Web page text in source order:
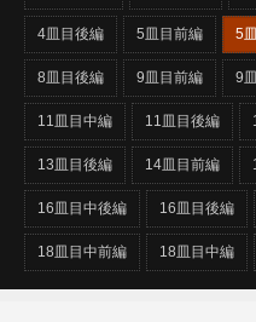
4皿目後編 5皿目前編 5
8皿目後編 9皿目前編 9
11皿目中編 11皿目後編
13皿目後編 14皿目前編
16皿目中後編 16皿目後編
18皿目中前編 18皿目中編